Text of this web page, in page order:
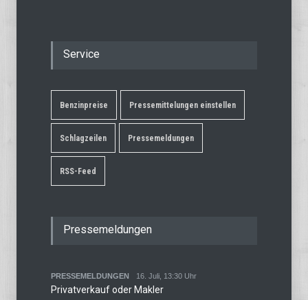
Service
Benzinpreise Pressemittelungen einstellen
Schlagzeilen Pressemeldungen
RSS-Feed
Pressemeldungen
PRESSEMELDUNGEN 16. Juli, 13:30 Uhr
Privatverkauf oder Makler